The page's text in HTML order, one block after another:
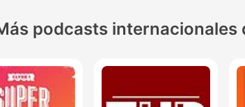
podcasts internacionales